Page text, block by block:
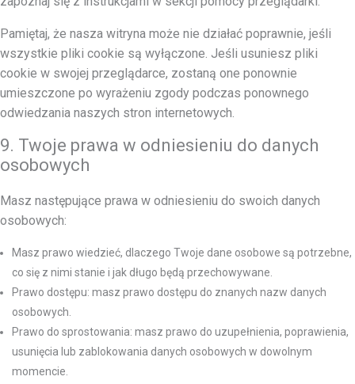
Pamiętaj, że nasza witryna może nie działać poprawnie, jeśli
wszystkie pliki cookie są wyłączone. Jeśli usuniesz pliki
cookie w swojej przeglądarce, zostaną one ponownie
umieszczone po wyrażeniu zgody podczas ponownego
odwiedzania naszych stron internetowych.
9. Twoje prawa w odniesieniu do danych
osobowych
Masz następujące prawa w odniesieniu do swoich danych
osobowych:
Masz prawo wiedzieć, dlaczego Twoje dane osobowe są potrzebne,
co się z nimi stanie i jak długo będą przechowywane.
Prawo dostępu: masz prawo dostępu do znanych nazw danych
osobowych.
Prawo do sprostowania: masz prawo do uzupełnienia, poprawienia,
usunięcia lub zablokowania danych osobowych w dowolnym
momencie.